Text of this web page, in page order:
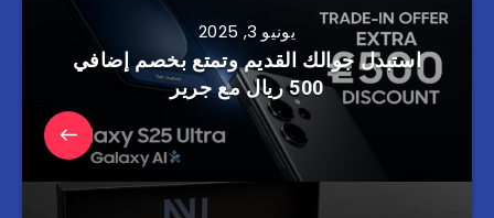
يونيو 3, 2025
استبدل جوالك القديم وتمتع بخصم إضافي
500 ريال مع جرير